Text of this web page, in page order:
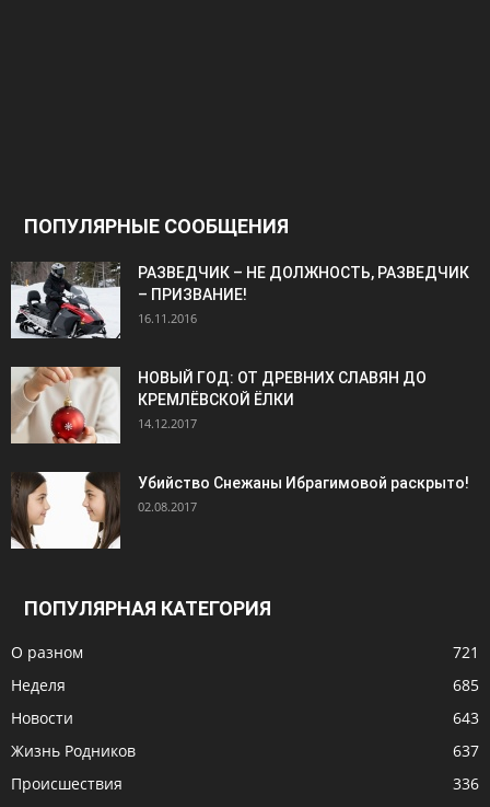
ПОПУЛЯРНЫЕ СООБЩЕНИЯ
РАЗВЕДЧИК – НЕ ДОЛЖНОСТЬ, РАЗВЕДЧИК
– ПРИЗВАНИЕ!
16.11.2016
НОВЫЙ ГОД: ОТ ДРЕВНИХ СЛАВЯН ДО
КРЕМЛЁВСКОЙ ЁЛКИ
14.12.2017
Убийство Снежаны Ибрагимовой раскрыто!
02.08.2017
ПОПУЛЯРНАЯ КАТЕГОРИЯ
О разном
721
Неделя
685
Новости
643
Жизнь Родников
637
Происшествия
336